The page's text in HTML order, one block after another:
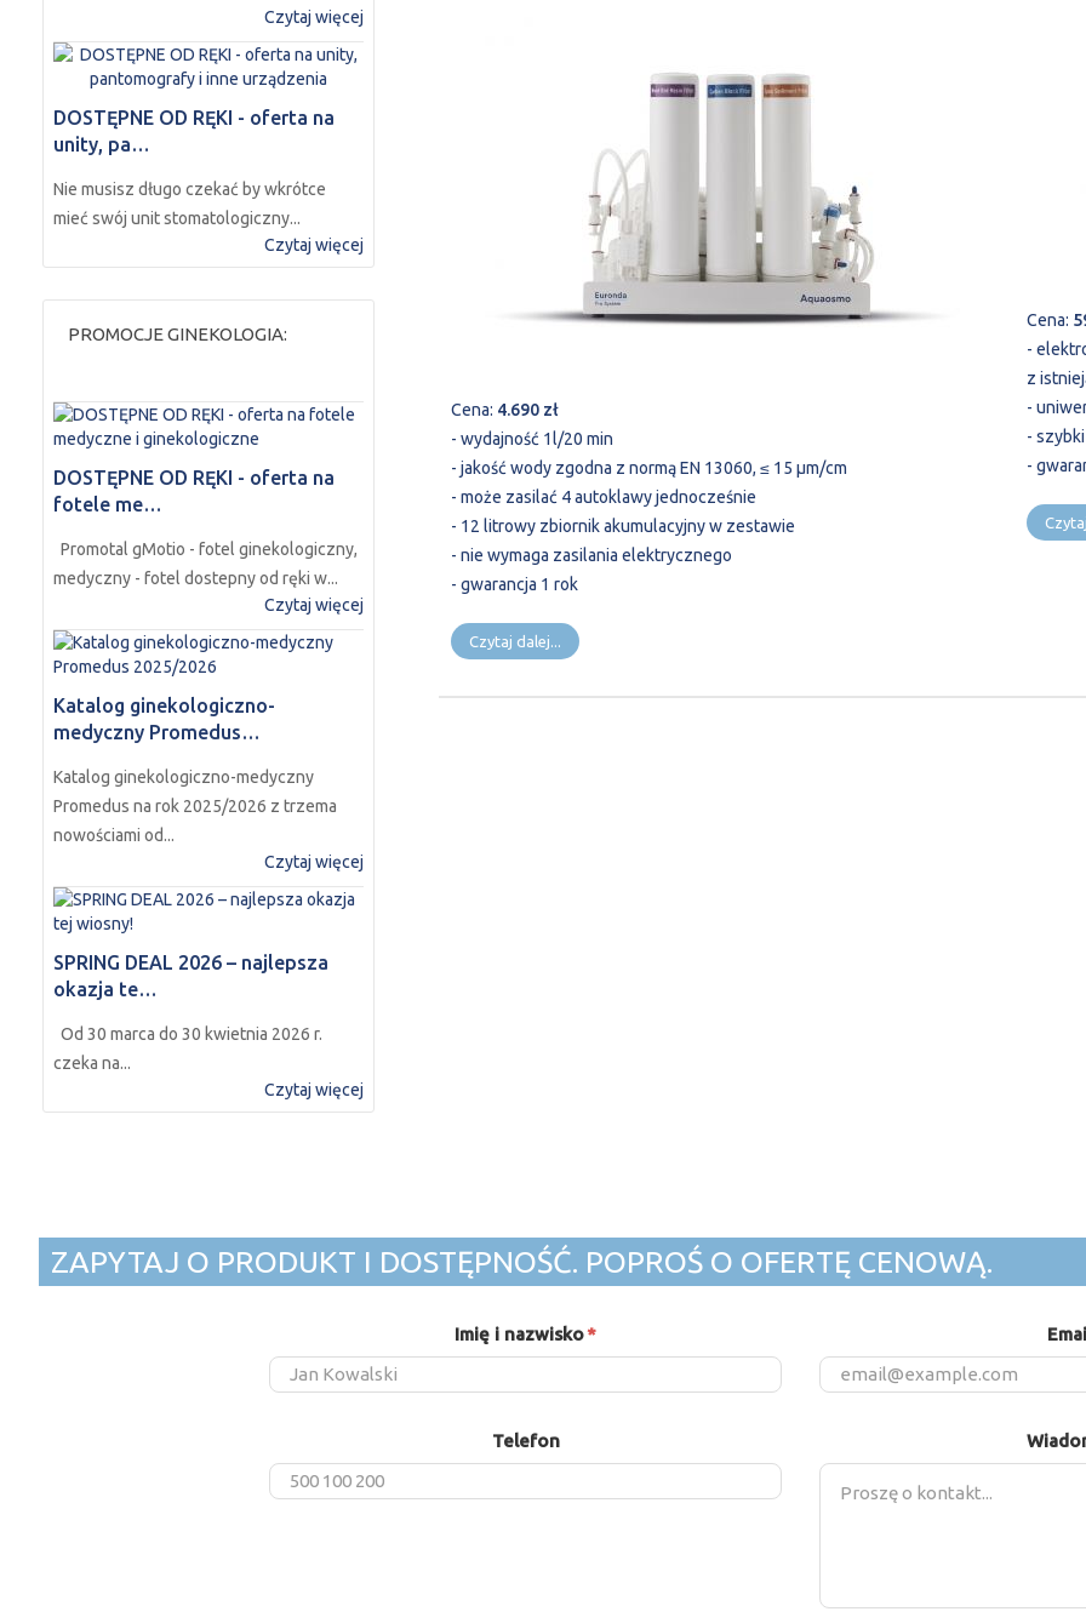
Cena: 4.690 zł
- wydajność 1l/20 min
- jakość wody zgodna z normą EN 13060, ≤ 15 µm/cm
- może zasilać 4 autoklawy jednocześnie
- 12 litrowy zbiornik akumulacyjny w zestawie
- nie wymaga zasilania elektrycznego
- gwarancja 1 rok
Czytaj dalej...
Cena:
-
z
-
-
-
Czytaj więcej
DOSTĘPNE OD RĘKI - oferta na
unity, pa…
Nie musisz długo czekać by wkrótce
mieć swój unit stomatologiczny...
Czytaj więcej
PROMOCJE GINEKOLOGIA:
DOSTĘPNE OD RĘKI - oferta na
fotele me…
Promotal gMotio - fotel ginekologiczny,
medyczny - fotel dostepny od ręki w...
Czytaj więcej
Katalog ginekologiczno-
medyczny Promedus…
Katalog ginekologiczno-medyczny
Promedus na rok 2025/2026 z trzema
nowościami od...
Czytaj więcej
SPRING DEAL 2026 – najlepsza
okazja te…
Od 30 marca do 30 kwietnia 2026 r.
czeka na...
Czytaj więcej
ZAPYTAJ O PRODUKT I DOSTĘPNOŚĆ. POPROŚ O OFERTĘ CENOWĄ.
Imię i nazwisko*
Telefon